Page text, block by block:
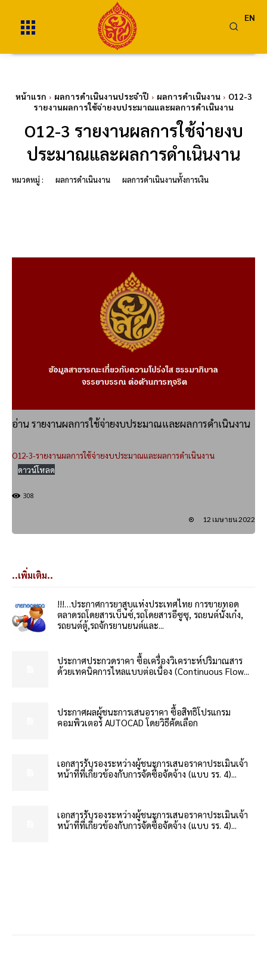
EN
หน้าแรก ผลการดำเนินงานประจำปี ผลการดำเนินงาน
O12-3
รายงานผลการใช้จ่ายงบประมาณและผลการดำเนินงาน
O12-3 รายงานผลการใช้จ่ายงบ
ประมาณและผลการดำเนินงาน
หมวดหมู่ : ผลการดำเนินงาน ผลการดำเนินงานทั้งการเงิน
อ่าน รายงานผลการใช้จ่ายงบประมาณและผลการดำเนินงาน
O12-3-รายงานผลการใช้จ่ายงบประมาณและผลการดำเนินงาน
ดาวน์โหลด
308
12 เมษายน 2022
..เพิ่มเติม..
!!!…ประกาศการยาสูบแห่งประเทศไทย การขายทอด
ตลาดรถโดยสารเบ็นซ์,รถโดยสารอีซูซุ, รถยนต์นั่งเก๋ง,
รถยนต์ตู้,รถจักรยานยนต์และ...
ประกาศประกวดราคา ซื้อเครื่องวิเคราะห์ปริมาณสาร
ด้วยเทคนิคการไหลแบบต่อเนื่อง (Continuous Flow...
ประกาศผลผู้ชนะการเสนอราคา ซื้อสิทธิโปรแกรม
คอมพิวเตอร์ AUTOCAD โดยวิธีคัดเลือก
เอกสารรับรองระหว่างผู้ชนะการเสนอราคาประเมินเจ้า
หน้าที่ที่เกี่ยวข้องกับการจัดซื้อจัดจ้าง (แบบ รร. 4)...
เอกสารรับรองระหว่างผู้ชนะการเสนอราคาประเมินเจ้า
หน้าที่ที่เกี่ยวข้องกับการจัดซื้อจัดจ้าง (แบบ รร. 4)...